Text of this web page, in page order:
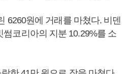
6260원에 거래를 마쳤다. 비덴
코리아의 지분 10.29%를 소